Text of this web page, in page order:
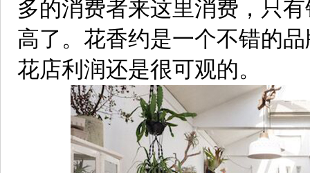
多的消费者来这里消费，只
高了。花香约是一个不错的
花店利润还是很可观的。